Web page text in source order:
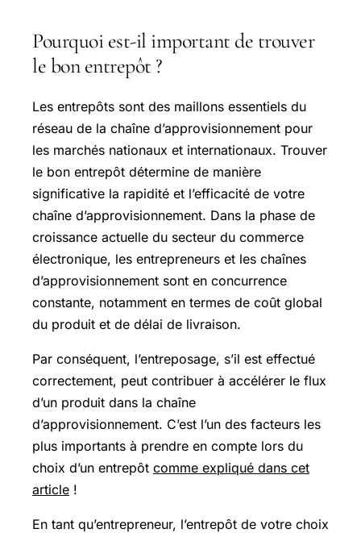
Pourquoi est-il important de trouver
le bon entrepôt ?
Les entrepôts sont des maillons essentiels du
réseau de la chaîne d’approvisionnement pour
les marchés nationaux et internationaux. Trouver
le bon entrepôt détermine de manière
significative la rapidité et l’efficacité de votre
chaîne d’approvisionnement. Dans la phase de
croissance actuelle du secteur du commerce
électronique, les entrepreneurs et les chaînes
d’approvisionnement sont en concurrence
constante, notamment en termes de coût global
du produit et de délai de livraison.
Par conséquent, l’entreposage, s’il est effectué
correctement, peut contribuer à accélérer le flux
d’un produit dans la chaîne
d’approvisionnement. C’est l’un des facteurs les
plus importants à prendre en compte lors du
choix d’un entrepôt comme expliqué dans cet
article !
En tant qu’entrepreneur, l’entrepôt de votre choix